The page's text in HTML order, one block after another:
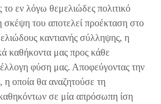
εν λόγω θεμελιώδες πολιτικό
του αποτελεί προέκταση στο
καντιανής σύλληψης, η
καθήκοντα μας προς κάθε
φύση μας. Αποφεύγοντας την
η οποία θα αναζητούσε τη
σε μία απρόσωπη ίση